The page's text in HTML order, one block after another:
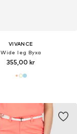
VIVANCE
Wide leg Byxa
355,00 kr